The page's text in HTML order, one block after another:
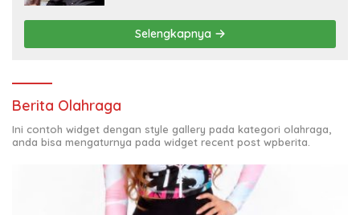
Selengkapnya
Berita Olahraga
Ini contoh widget dengan style gallery pada kategori olahraga,
anda bisa mengaturnya pada widget recent post wpberita.